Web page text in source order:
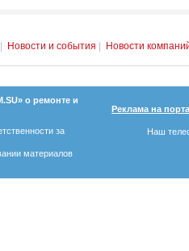
Новости и события Новости
о ремонте и
за
материалов
Реклама на
Наш